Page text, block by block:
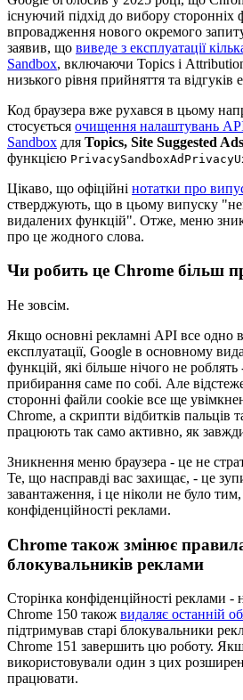
існуючий підхід до вибору сторонніх
впровадження нового окремого
заявив, що виведе з експлуатації
Sandbox, включаючи Topics і
низького рівня прийняття та відгуків
Код браузера вже рухався в цьому
стосується очищення налаштувань
Sandbox для Topics, Site Suggested
функцією
Цікаво, що офіційні нотатки про
стверджують, що в цьому випуску
видалених функцій". Отже, меню
про це жодного слова.
Чи робить це Chrome більш
Не зовсім.
Якщо основні рекламні API все одно
експлуатації, Google в основному
функцій, які більше нічого не
прибирання саме по собі. Але
сторонні файли cookie все ще
Chrome, а скрипти відбитків пальців
працюють так само активно, як
Зникнення меню браузера - це не
Те, що насправді вас захищає, - це
завантаження, і це ніколи не було
конфіденційності реклами.
Chrome також змінює
блокувальників реклами
Сторінка конфіденційності реклами
Chrome 150 також видаляє останній
підтримував старі блокувальники
Chrome 151 завершить цю роботу.
використовували один з цих
працювати.